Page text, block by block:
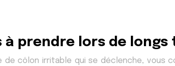
prendre lors de
de côlon irritable qui se déclenche,